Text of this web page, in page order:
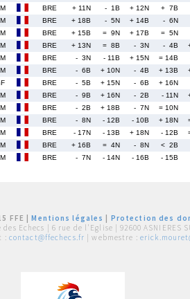
BRE + 11N - 1B + 12N + 7B
BRE + 18B - 5N + 14B - 6N
BRE + 15B = 9N + 17B = 5N
BRE + 13N = 8B - 3N - 4B
BRE - 3N - 11B + 15N = 14B
BRE - 6B + 10N - 4B + 13B
BRE - 5B + 15N - 6B + 16N
BRE - 9B + 16N - 2B - 11N
BRE - 2B + 18B - 7N = 10N
BRE - 8N - 12B - 10B + 18N
BRE - 17N - 13B + 18N - 12B
BRE + 16B = 4N - 8N < 2B
BRE - 7N - 14N - 16B - 15B
FFE |Mentions légales
Protection des
Echecs | 6 rue de l'Eglise | 92600 ASNIERES
: contact@ffechecs.fr | webmestre :